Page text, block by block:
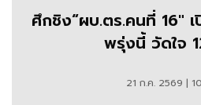
ศึกชิง“ผบ.ตร.คนที่ 16"
พรุ่งนี้ วัดใจ
21 ก.ค. 2569 |